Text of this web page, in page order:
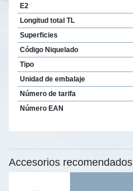
E2
Longitud total TL
Superficies
Código Niquelado
Tipo
Unidad de embalaje
Número de tarifa
Número EAN
Accesorios recomendados